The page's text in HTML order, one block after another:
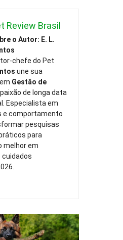
Review Brasil
o Autor: E. L.
chefe do Pet
une sua
Gestão de
de longa data
Especialista em
e comportamento
pesquisas
para
melhor em
cuidados